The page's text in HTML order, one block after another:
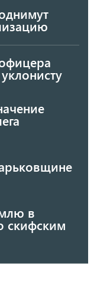
в
скифским